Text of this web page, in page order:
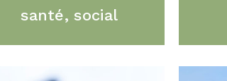
santé, social